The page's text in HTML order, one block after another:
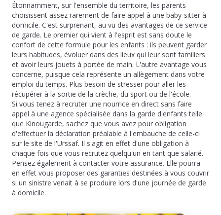
Étonnamment, sur l'ensemble du territoire, les parents
choisissent assez rarement de faire appel à une baby-sitter à
domicile. C'est surprenant, au vu des avantages de ce service
de garde. Le premier qui vient à l'esprit est sans doute le
confort de cette formule pour les enfants : ils peuvent garder
leurs habitudes, évoluer dans des lieux qui leur sont familiers
et avoir leurs jouets à portée de main. L'autre avantage vous
concerne, puisque cela représente un allègement dans votre
emploi du temps. Plus besoin de stresser pour aller les
récupérer à la sortie de la crèche, du sport ou de l'école.
Si vous tenez à recruter une nourrice en direct sans faire
appel à une agence spécialisée dans la garde d'enfants telle
que Kinougarde, sachez que vous avez pour obligation
d'effectuer la déclaration préalable à l'embauche de celle-ci
sur le site de l'Urssaf. Il s'agit en effet d'une obligation à
chaque fois que vous recrutez quelqu'un en tant que salarié.
Pensez également à contacter votre assurance. Elle pourra
en effet vous proposer des garanties destinées à vous couvrir
si un sinistre venait à se produire lors d'une journée de garde
à domicile.